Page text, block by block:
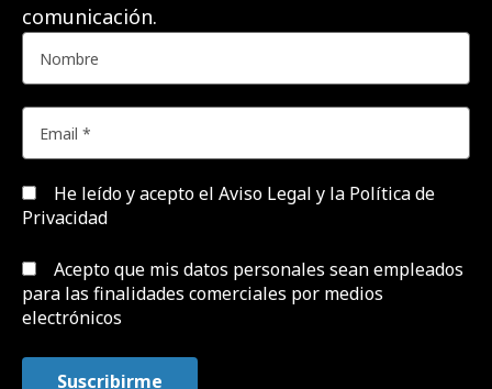
comunicación.
He leído y acepto el Aviso Legal y la Política de
Privacidad
Acepto que mis datos personales sean empleados
para las finalidades comerciales por medios
electrónicos